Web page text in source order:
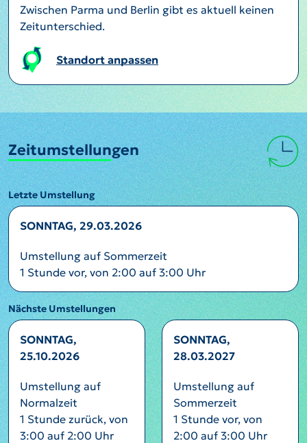
Zwischen Parma und Berlin gibt es aktuell keinen
Zeitunterschied.
Standort anpassen
Zeitumstellungen
Letzte Umstellung
SONNTAG, 29.03.2026
Umstellung auf Sommerzeit
1 Stunde vor, von 2:00 auf 3:00 Uhr
Nächste Umstellungen
SONNTAG,
25.10.2026
Umstellung auf
Normalzeit
1 Stunde zurück, von
3:00 auf 2:00 Uhr
SONNTAG,
28.03.2027
Umstellung auf
Sommerzeit
1 Stunde vor, von
2:00 auf 3:00 Uhr